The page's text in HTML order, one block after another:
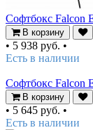
Софтбокс Falcon
В корзину
• 5 938 руб. •
Есть в наличии
Софтбокс Falcon
В корзину
• 5 645 руб. •
Есть в наличии